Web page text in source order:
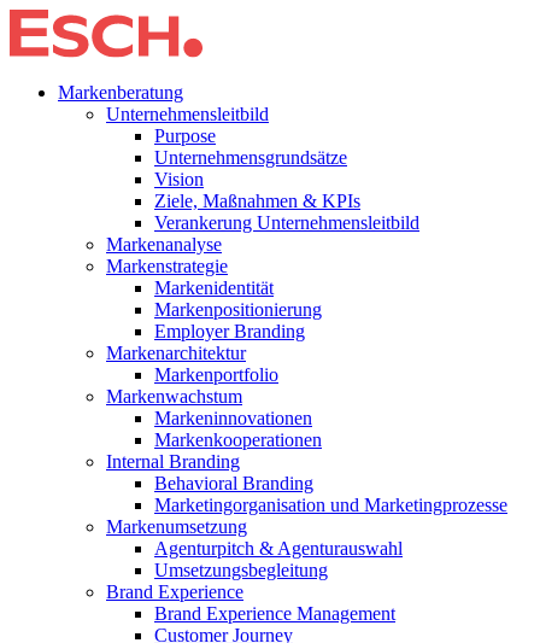
Markenberatung
Unternehmensleitbild
Purpose
Unternehmensgrundsätze
Vision
Ziele, Maßnahmen & KPIs
Verankerung Unternehmensleitbild
Markenanalyse
Markenstrategie
Markenidentität
Markenpositionierung
Employer Branding
Markenarchitektur
Markenportfolio
Markenwachstum
Markeninnovationen
Markenkooperationen
Internal Branding
Behavioral Branding
Marketingorganisation und Marketingprozesse
Markenumsetzung
Agenturpitch & Agenturauswahl
Umsetzungsbegleitung
Brand Experience
Brand Experience Management
Customer Journey